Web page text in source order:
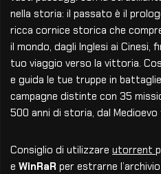
nella storia: il passato è il
ricca cornice storica che
il mondo, dagli Inglesi ai Cinesi,
tuo viaggio verso la vittoria.
e guida le tue truppe in
campagne distinte con 35
500 anni di storia, dal Medioevo
Consiglio di utilizzare utorrent
e WinRaR per estrarne l’archivio